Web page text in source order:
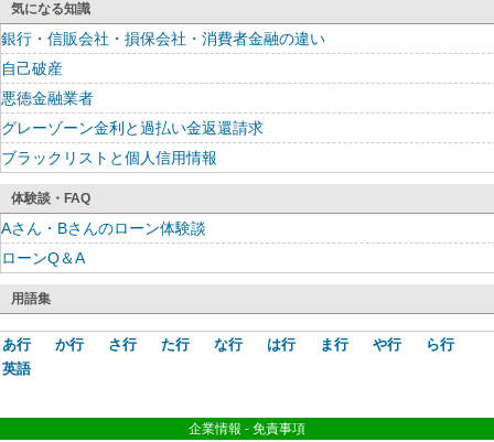
気になる知識
銀行・信販会社・損保会社・消費者金融の違い
自己破産
悪徳金融業者
グレーゾーン金利と過払い金返還請求
ブラックリストと個人信用情報
体験談・FAQ
Aさん・Bさんのローン体験談
ローンQ＆A
用語集
あ行 か行 さ行 た行 な行 は行 ま行 や行
ら行
英語
企業情報 - 免責事項